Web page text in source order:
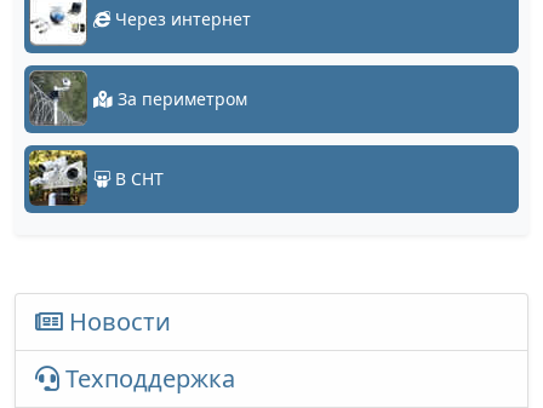
Через интернет
За периметром
В СНТ
Новости
Техподдержка